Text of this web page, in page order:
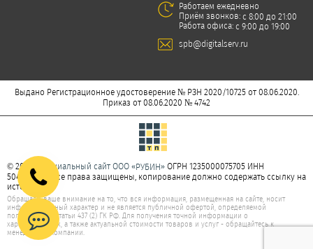
Работаем ежедневно
Приём звонков:с 8:00 до 21:00
Работа офиса:с 9:00 до 19:00
spb@digitalserv.ru
Выдано Регистрационное удостоверение № РЗН 2020/10725 от 08.06.2020.
Приказ от 08.06.2020 № 4742
© 2026 Официальный сайт ООО «РУБИН» ОГРН 1235000075705 ИНН
5047277350. Все права защищены, копирование должно содержать ссылку на
источник.
Обращаем ваше внимание на то, что вся информация, размещенная на сайте, носит
информационный характер и не является публичной офертой, определяемой
положениями статьи 437 (2) ГК РФ. Для получения точной информации о
характеристиках, а также актуальной стоимости товаров и услуг - обращайтесь к
менеджерам компании.